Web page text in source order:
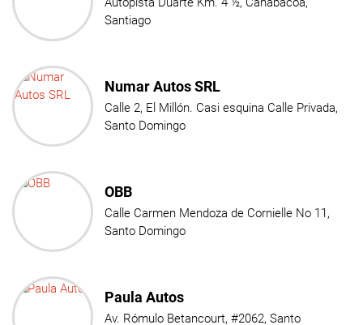
Santiago
Numar Autos SRL
Calle 2, El Millón. Casi esquina Calle Privada,
Santo Domingo
OBB
Calle Carmen Mendoza de Cornielle No 11,
Santo Domingo
Paula Autos
Av. Rómulo Betancourt, #2062, Santo